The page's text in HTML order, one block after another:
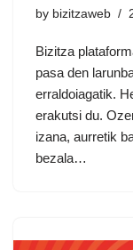
by bizitzaweb
Bizitza
pasa den
erraldoiagatik.
erakutsi du.
izana, aurretik
bezala…